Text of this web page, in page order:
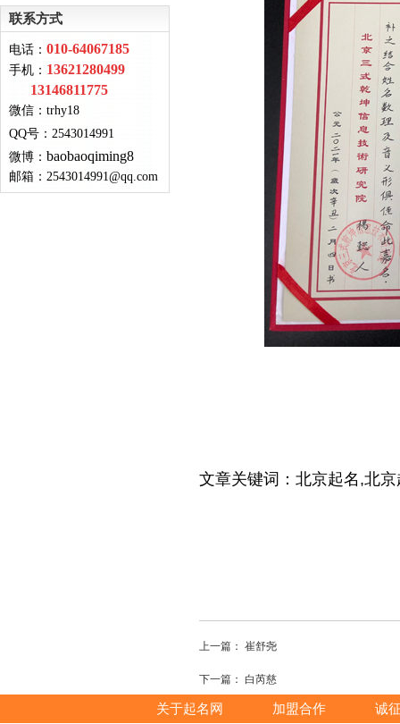
联系方式
电话： 010-64067185
手机： 13621280499
13146811775
微信： trhy18
QQ号 ： 2543014991
微博： baobaoqiming8
邮箱： 2543014991@qq.com
文章关键词：北京起名,北
上一篇： 崔舒尧
下一篇： 白芮慈
关于起名网 加盟合作 诚